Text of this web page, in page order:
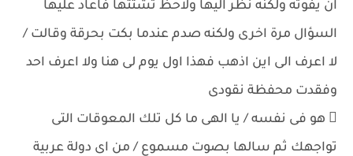
ان يفوته ولكنه نظر اليها ولاحظ تشتتها فاعاد عليها
السؤال مرة اخرى ولكنه صدم عندما بكت بحرقة وقالت /
لا اعرف الى اين اذهب فهذا اول يوم لى هنا ولا اعرف احد
وفقدت محفظة نقودى
 هو فى نفسه / يا الهى ما كل تلك المعوقات التى
تواجهك ثم سالها بصوت مسموع / من اى دولة عربية